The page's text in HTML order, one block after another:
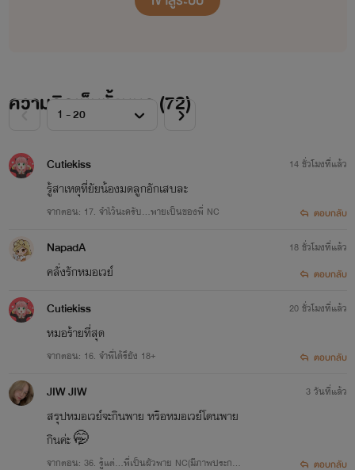
ความคิดเห็นทั้งหมด (72)
Cutiekiss
รู้สาเหตุที่ยัยน้องมดลูกอักเสบละ
จากตอน: 17. จำไว้นะครับ...พายเป็นของพี่ NC
14 ชั่วโมงที่แล้ว
ตอบกลับ
NapadA
คลั่งรักหมอเวย์
18 ชั่วโมงที่แล้ว
ตอบกลับ
Cutiekiss
หมอร้ายที่สุด
จากตอน: 16. จำพี่ได้รึยัง 18+
20 ชั่วโมงที่แล้ว
ตอบกลับ
JIW JIW
สรุปหมอเวย์จะกินพาย หรือหมอเวย์โดนพาย
กินค่ะ 🤭
จากตอน: 36. รู้แต่...พี่เป็นผัวพาย NC(มีภาพประกอ
3 วันที่แล้ว
ตอบกลับ